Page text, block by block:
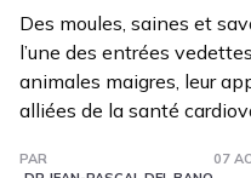
Des moules, saines et
l’une des entrées
animales maigres, leur
alliées de la santé
PAR
07